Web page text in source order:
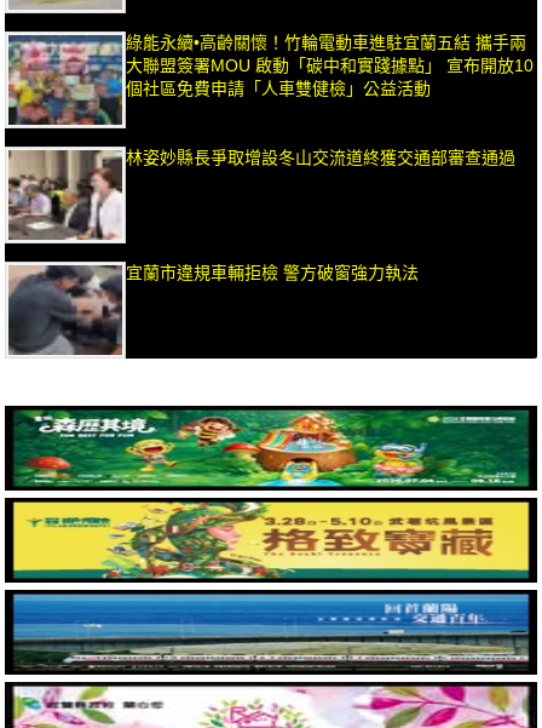
綠能永續•高齡關懷！竹輪電動車進駐宜蘭五結 攜手兩
大聯盟簽署MOU 啟動「碳中和實踐據點」 宣布開放10
個社區免費申請「人車雙健檢」公益活動
林姿妙縣長爭取增設冬山交流道終獲交通部審查通過
宜蘭市違規車輛拒檢 警方破窗強力執法